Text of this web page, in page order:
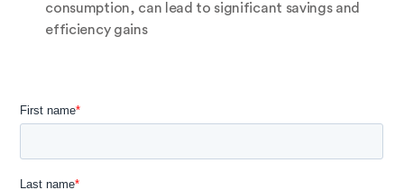
consumption, can lead to significant savings and
efficiency gains